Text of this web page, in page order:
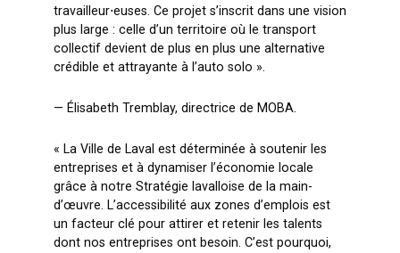
travailleur⋅euses. Ce projet s’inscrit dans une vision
plus large : celle d’un territoire où le transport
collectif devient de plus en plus une alternative
crédible et attrayante à l’auto solo ».
— Élisabeth Tremblay, directrice de MOBA.
« La Ville de Laval est déterminée à soutenir les
entreprises et à dynamiser l’économie locale
grâce à notre Stratégie lavalloise de la main-
d’œuvre. L’accessibilité aux zones d’emplois est
un facteur clé pour attirer et retenir les talents
dont nos entreprises ont besoin. C’est pourquoi,